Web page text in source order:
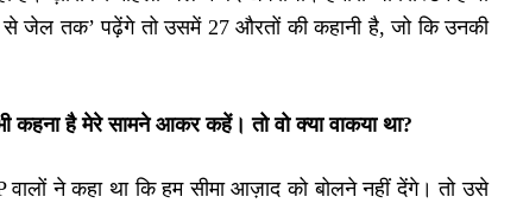
जेल तक’ पढ़ेंगे तो उसमें 27 औरतों की कहानी है, जो कि उनकी
है मेरे सामने आकर कहें। तो वो क्या वाकया था?
ने कहा था कि हम सीमा आज़ाद को बोलने नहीं देंगे। तो उसे